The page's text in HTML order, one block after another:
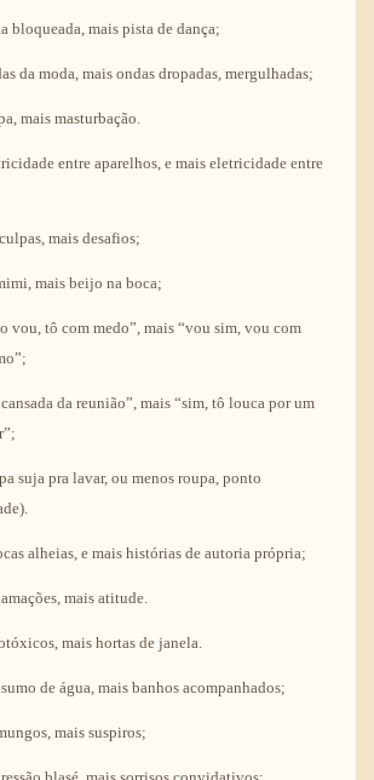
bloqueada, mais pista de dança;
da moda, mais ondas dropadas, mergulhadas;
mais masturbação.
entre aparelhos, e mais eletricidade entre
mais desafios;
mais beijo na boca;
vou, tô com medo”, mais “vou sim, vou com
da reunião”, mais “sim, tô louca por um
suja pra lavar, ou menos roupa, ponto
alheias, e mais histórias de autoria própria;
mais atitude.
mais hortas de janela.
de água, mais banhos acompanhados;
mais suspiros;